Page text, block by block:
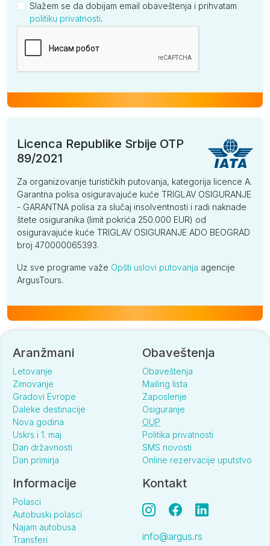
Slažem se da dobijam email obaveštenja i prihvatam
politiku privatnosti.
Licenca Republike Srbije OTP
89/2021
Za organizovanje turističkih putovanja, kategorija licence A.
Garantna polisa osiguravajuće kuće TRIGLAV OSIGURANJE
- GARANTNA polisa za slučaj insolventnosti i radi naknade
štete osiguranika (limit pokrića 250.000 EUR) od
osiguravajuće kuće TRIGLAV OSIGURANJE ADO BEOGRAD
broj 470000065393.
Uz sve programe važe Opšti uslovi putovanja agencije
ArgusTours.
Aranžmani
Letovanje
Zimovanje
Gradovi Evrope
Daleke destinacije
Nova godina
Uskrs i 1. maj
Dan državnosti
Dan primirja
Obaveštenja
Obaveštenja
Mailing lista
Zaposlenje
Osiguranje
OUP
Politika privatnosti
SMS novosti
Online rezervacije uputstvo
Informacije
Polasci
Autobuski polasci
Najam autobusa
Transferi
Kontakt
info@argus.rs